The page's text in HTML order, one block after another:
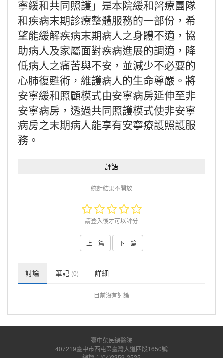
寧緩和共同照護」是本院緩和醫療團隊
和疾病末期診療整體服務的一部份，希
望能緩解疾病末期病人之身體不適，協
助病人及家屬面對疾病進展的調適，降
低病人之痛苦與不安，並減少不必要的
心肺復甦術，維護病人的生命尊嚴。 將
安寧緩和照顧模式由安寧病房延伸至非
安寧病房，透過共同照護模式使非安寧
病房之末期病人能享有安寧療護照護服
務。
評語
統計結果不開放
請登入後才可以評分
上一篇 下一篇
討論 筆記 (0) 詳細
目前沒有討論
臺中榮民總醫院
407219臺中市西屯區臺灣大道四段1650號